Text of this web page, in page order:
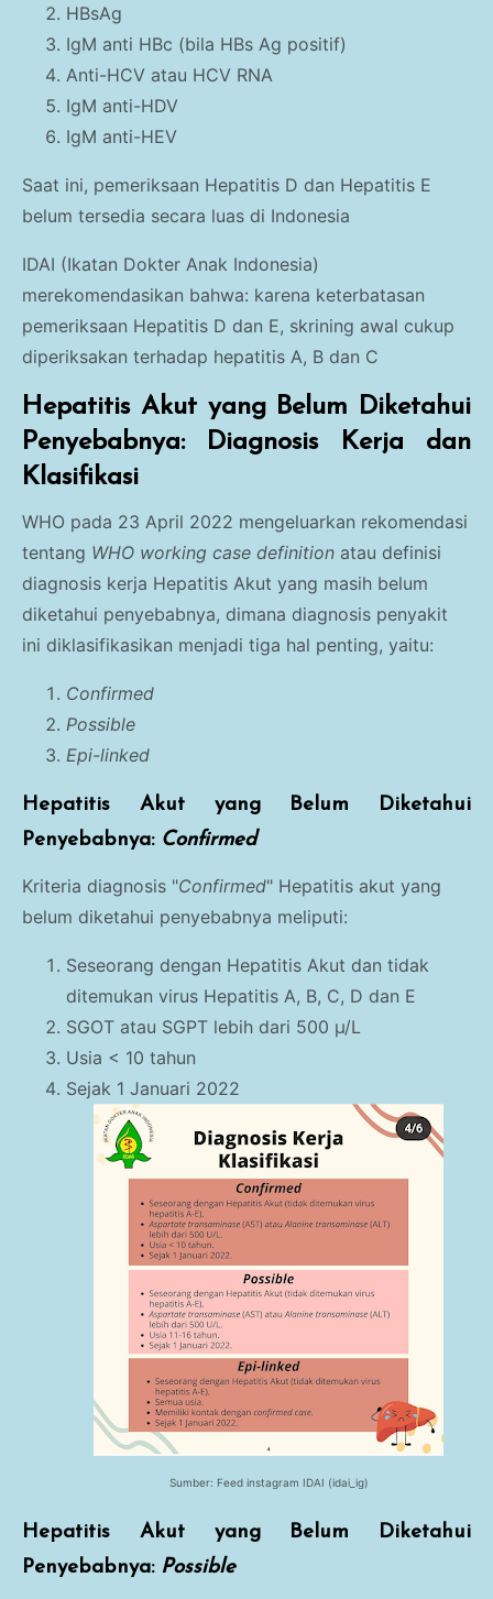
HBsAg
IgM anti HBc (bila HBs Ag positif)
Anti-HCV atau HCV RNA
IgM anti-HDV
IgM anti-HEV
Saat ini, pemeriksaan Hepatitis D dan Hepatitis E
belum tersedia secara luas di Indonesia
IDAI (Ikatan Dokter Anak Indonesia)
merekomendasikan bahwa: karena keterbatasan
pemeriksaan Hepatitis D dan E, skrining awal cukup
diperiksakan terhadap hepatitis A, B dan C
Hepatitis Akut yang Belum Diketahui
Penyebabnya: Diagnosis Kerja dan
Klasifikasi
WHO pada 23 April 2022 mengeluarkan rekomendasi
tentang WHO working case definition atau definisi
diagnosis kerja Hepatitis Akut yang masih belum
diketahui penyebabnya, dimana diagnosis penyakit
ini diklasifikasikan menjadi tiga hal penting, yaitu:
Confirmed
Possible
Epi-linked
Hepatitis Akut yang Belum Diketahui
Penyebabnya: Confirmed
Kriteria diagnosis "Confirmed" Hepatitis akut yang
belum diketahui penyebabnya meliputi:
Seseorang dengan Hepatitis Akut dan tidak
ditemukan virus Hepatitis A, B, C, D dan E
SGOT atau SGPT lebih dari 500 µ/L
Usia < 10 tahun
Sejak 1 Januari 2022
Sumber: Feed instagram IDAI (idai_ig)
Hepatitis Akut yang Belum Diketahui
Penyebabnya: Possible